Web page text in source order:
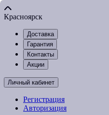
Красноярск
Доставка
Гарантия
Контакты
Акции
Личный кабинет
Регистрация
Авторизация